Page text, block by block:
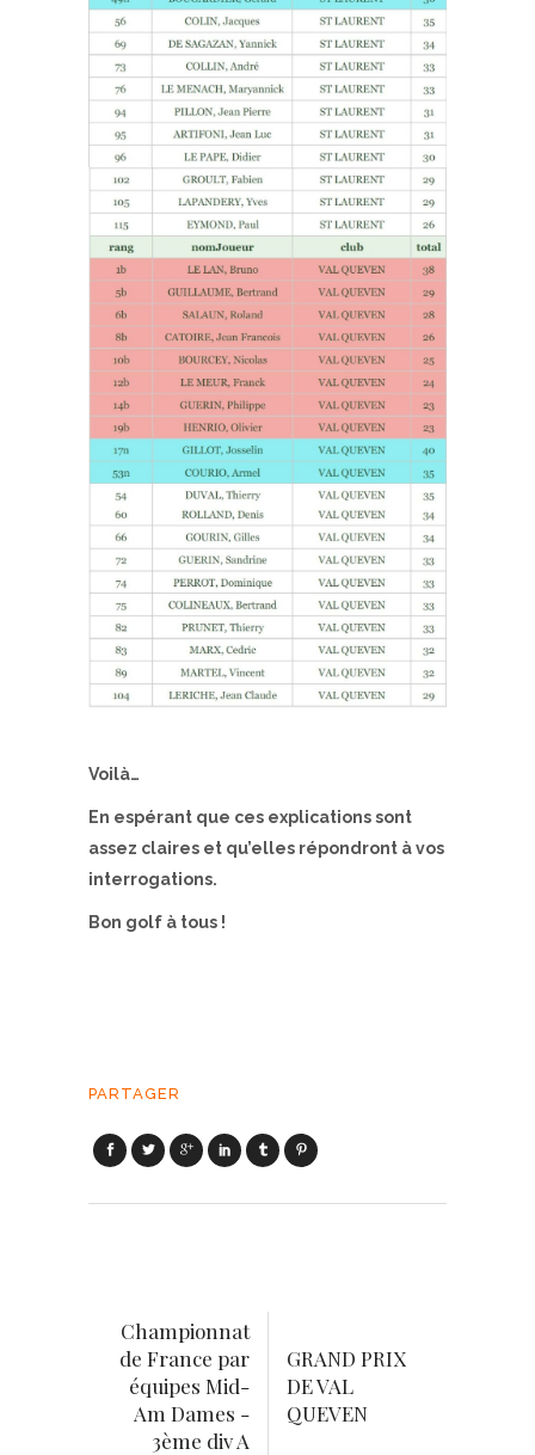
Voilà…
En espérant que ces explications sont
assez claires et qu’elles répondront à vos
interrogations.
Bon golf à tous !
PARTAGER
Championnat
de France par
équipes Mid-
Am Dames -
3ème div A
GRAND PRIX
DE VAL
QUEVEN